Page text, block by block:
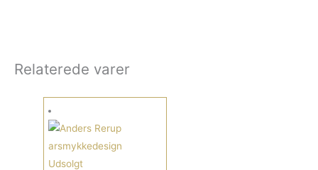
Relaterede varer
Udsolgt